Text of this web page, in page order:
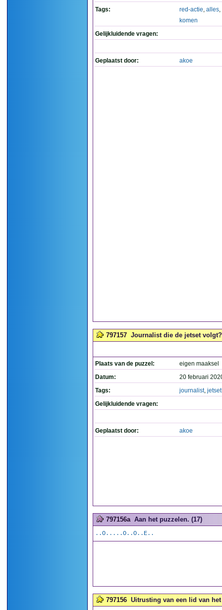
Tags:
red-actie, alles,
komen
Gelijkluidende vragen:
Geplaatst door: akoe
797157 Journalist die de jetset
Plaats van de puzzel:
eigen maaksel
Datum:
20 februari
Tags:
journalist, jetset
Gelijkluidende vragen:
Geplaatst door: akoe
797156a Aan het puzzelen. (17)
..O.....O..O..E..
797156 Uitrusting van een lid van